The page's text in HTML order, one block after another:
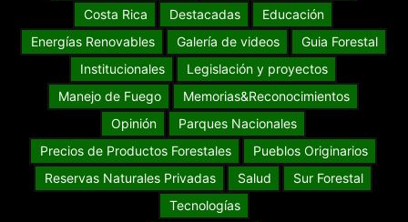
Costa Rica
Destacadas
Educación
Energías Renovables
Galería de videos
Guia Forestal
Institucionales
Legislación y proyectos
Manejo de Fuego
Memorias&Reconocimientos
Opinión
Parques Nacionales
Precios de Productos Forestales
Pueblos Originarios
Reservas Naturales Privadas
Salud
Sur Forestal
Tecnologías